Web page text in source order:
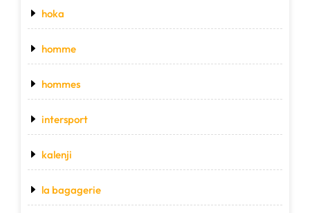
hoka
homme
hommes
intersport
kalenji
la bagagerie